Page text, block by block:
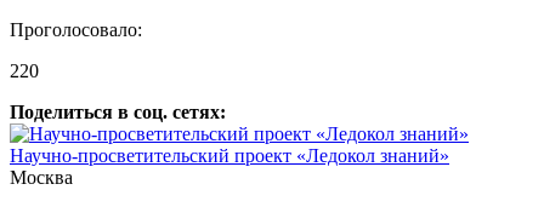
Проголосовало:
220
Поделиться в соц. сетях:
Научно-просветительский проект «Ледокол знаний»
Москва